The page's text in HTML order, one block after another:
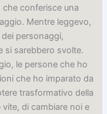
conferisce una
Mentre leggevo,
personaggi,
si sarebbero svolte.
le persone che ho
che ho imparato da
trasformativo della
di cambiare noi e